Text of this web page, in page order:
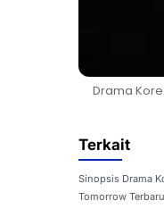
Drama
Terkait
Sinopsis Drama
Tomorrow